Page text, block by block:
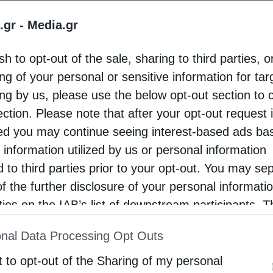
- Media.gr
to opt-out of the sale, sharing to third parties,
of your personal or sensitive information for
by us, please use the below opt-out section to
Please note that after your opt-out request
you may continue seeing interest-based ads
information utilized by us or personal information
to third parties prior to your opt-out. You may
the further disclosure of your personal
on the IAB’s list of downstream participants.
of Downstream Participantsthat may further
parties.
Data Processing Opt Outs
to opt-out of the Sharing of my personal
η πρόληψη της μελλοντικής βεβήλωσης της
η Αγία Σοφία, ως τόπος εξαιρετικής
όλες τις θρησκείες και τους λαούς.
UNESCO, στον πρόεδρο του Συμβουλίου της
Επιπλέον, απέστειλε ανοιχτή επιστολή
ελληνικής καταγωγής, τους τέως προέδρους
κογκρέσα, τους οργανισμούς και τις
τα αιτήματά του προς την καναδική
Καναδό πρωθυπουργό, το ΕΚΚ εξέφρασε
της κυβέρνησής του να εγκρίνει την
εμπάργκο όπλων που έχει επιβάλει εξαιτίας